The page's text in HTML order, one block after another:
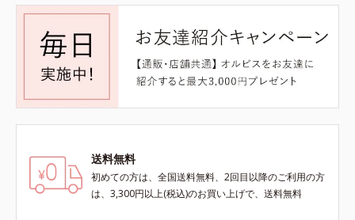
送料無料
初めての方は、全国送料無料、2回目以降のご利用の方
は、3,300円以上(税込)のお買い上げで、送料無料